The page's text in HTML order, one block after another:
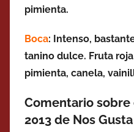
pimienta.
Boca: Intenso,
tanino dulce. Fruta
pimienta, canela,
Comentario sobre
2013 de Nos